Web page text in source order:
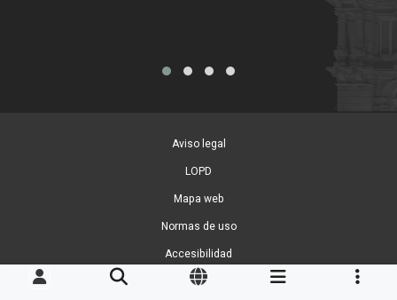
Aviso legal
LOPD
Mapa web
Normas de uso
Accesibilidad
Gestion de Cookies